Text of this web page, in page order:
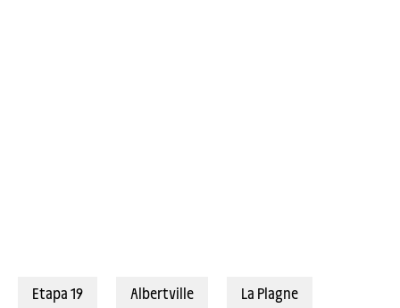
Etapa 19 Albertville La Plagne